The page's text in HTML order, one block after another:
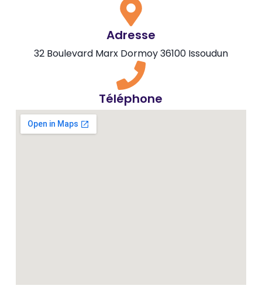
Adresse
32 Boulevard Marx Dormoy 36100 Issoudun
Téléphone